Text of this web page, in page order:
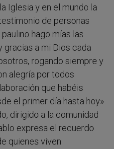
Iglesia y en el mundo la
de personas
hago mías las
gracias a mi Dios cada
rogando siempre y
alegría por todos
que habéis
el primer día hasta hoy»
dirigido a la comunidad
expresa el recuerdo
quienes viven